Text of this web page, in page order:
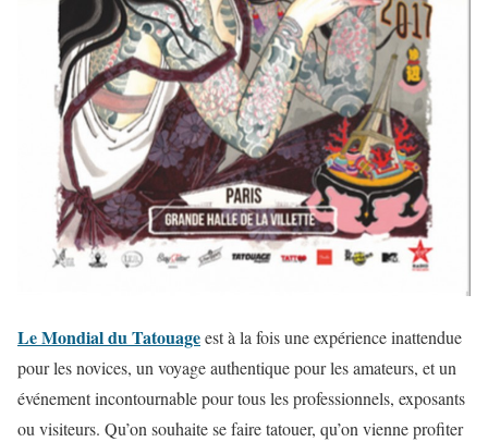
Le Mondial du Tatouageest à la fois une expérience inattendue
pour les novices, un voyage authentique pour les amateurs, et un
événement incontournable pour tous les professionnels, exposants
ou visiteurs. Qu’on souhaite se faire tatouer, qu’on vienne profiter